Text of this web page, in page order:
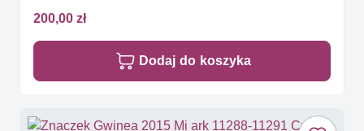
200,00 zł
Dodaj do koszyka